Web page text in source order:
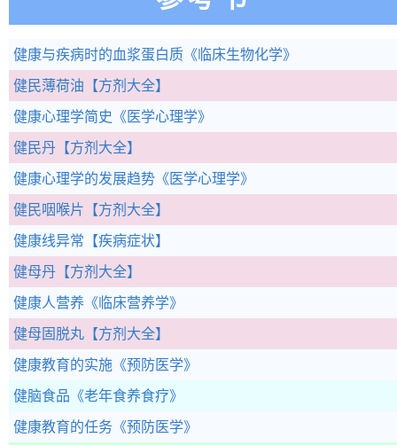
健康与疾病时的血浆蛋白质 《临床生物化学》
健民薄荷油 【方剂大全】
健康心理学简史 《医学心理学》
健民丹 【方剂大全】
健康心理学的发展趋势 《医学心理学》
健民咽喉片 【方剂大全】
健康线异常 【疾病症状】
健母丹 【方剂大全】
健康人营养 《临床营养学》
健母固脱丸 【方剂大全】
健康教育的实施 《预防医学》
健脑食品 《老年食养食疗》
健康教育的任务 《预防医学》